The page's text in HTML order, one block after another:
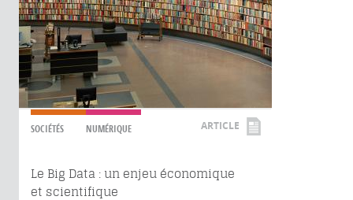
SOCIÉTÉS NUMÉRIQUE ARTICLE
Le Big Data : un enjeu économique
et scientifique